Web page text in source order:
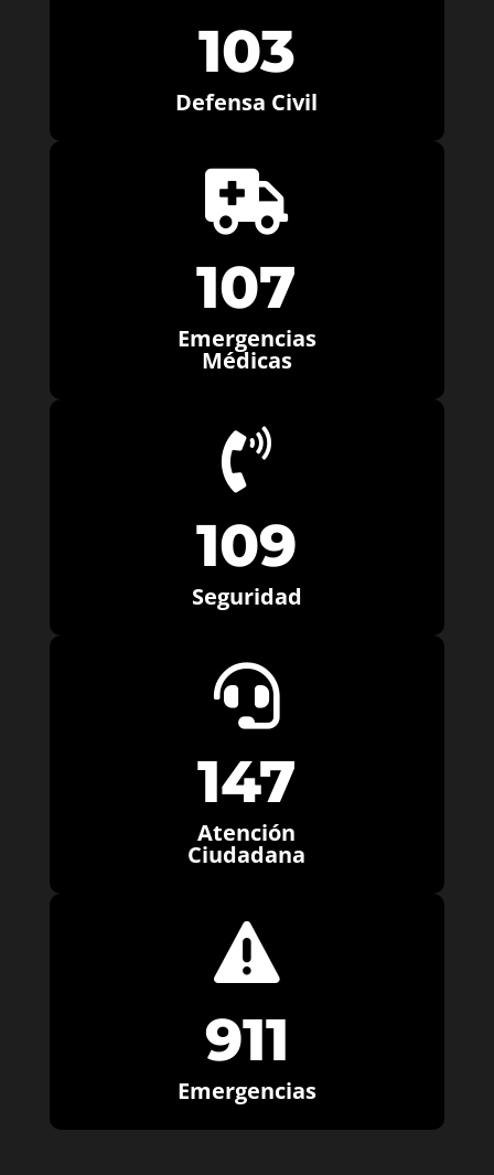
103
Defensa Civil

107
Emergencias
Médicas

109
Seguridad

147
Atención
Ciudadana

911
Emergencias